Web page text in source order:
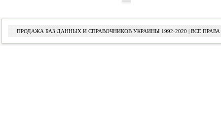
ПРОДАЖА БАЗ ДАННЫХ И СПРАВОЧНИКОВ УКРАИНЫ 1992-2020 | ВСЕ